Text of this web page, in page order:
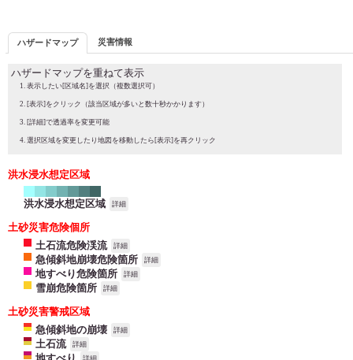
ハザードマップ 災害情報
ハザードマップを重ねて表示
表示したい[区域名]を選択（複数選択可）
[表示]をクリック（該当区域が多いと数十秒かかります）
[詳細]で透過率を変更可能
選択区域を変更したり地図を移動したら[表示]を再クリック
洪水浸水想定区域
洪水浸水想定区域 詳細
土砂災害危険個所
土石流危険渓流
詳細
急傾斜地崩壊危険箇所 詳細
地すべり危険箇所 詳細
雪崩危険箇所 詳細
土砂災害警戒区域
急傾斜地の崩壊
詳細
土石流 詳細
詳細